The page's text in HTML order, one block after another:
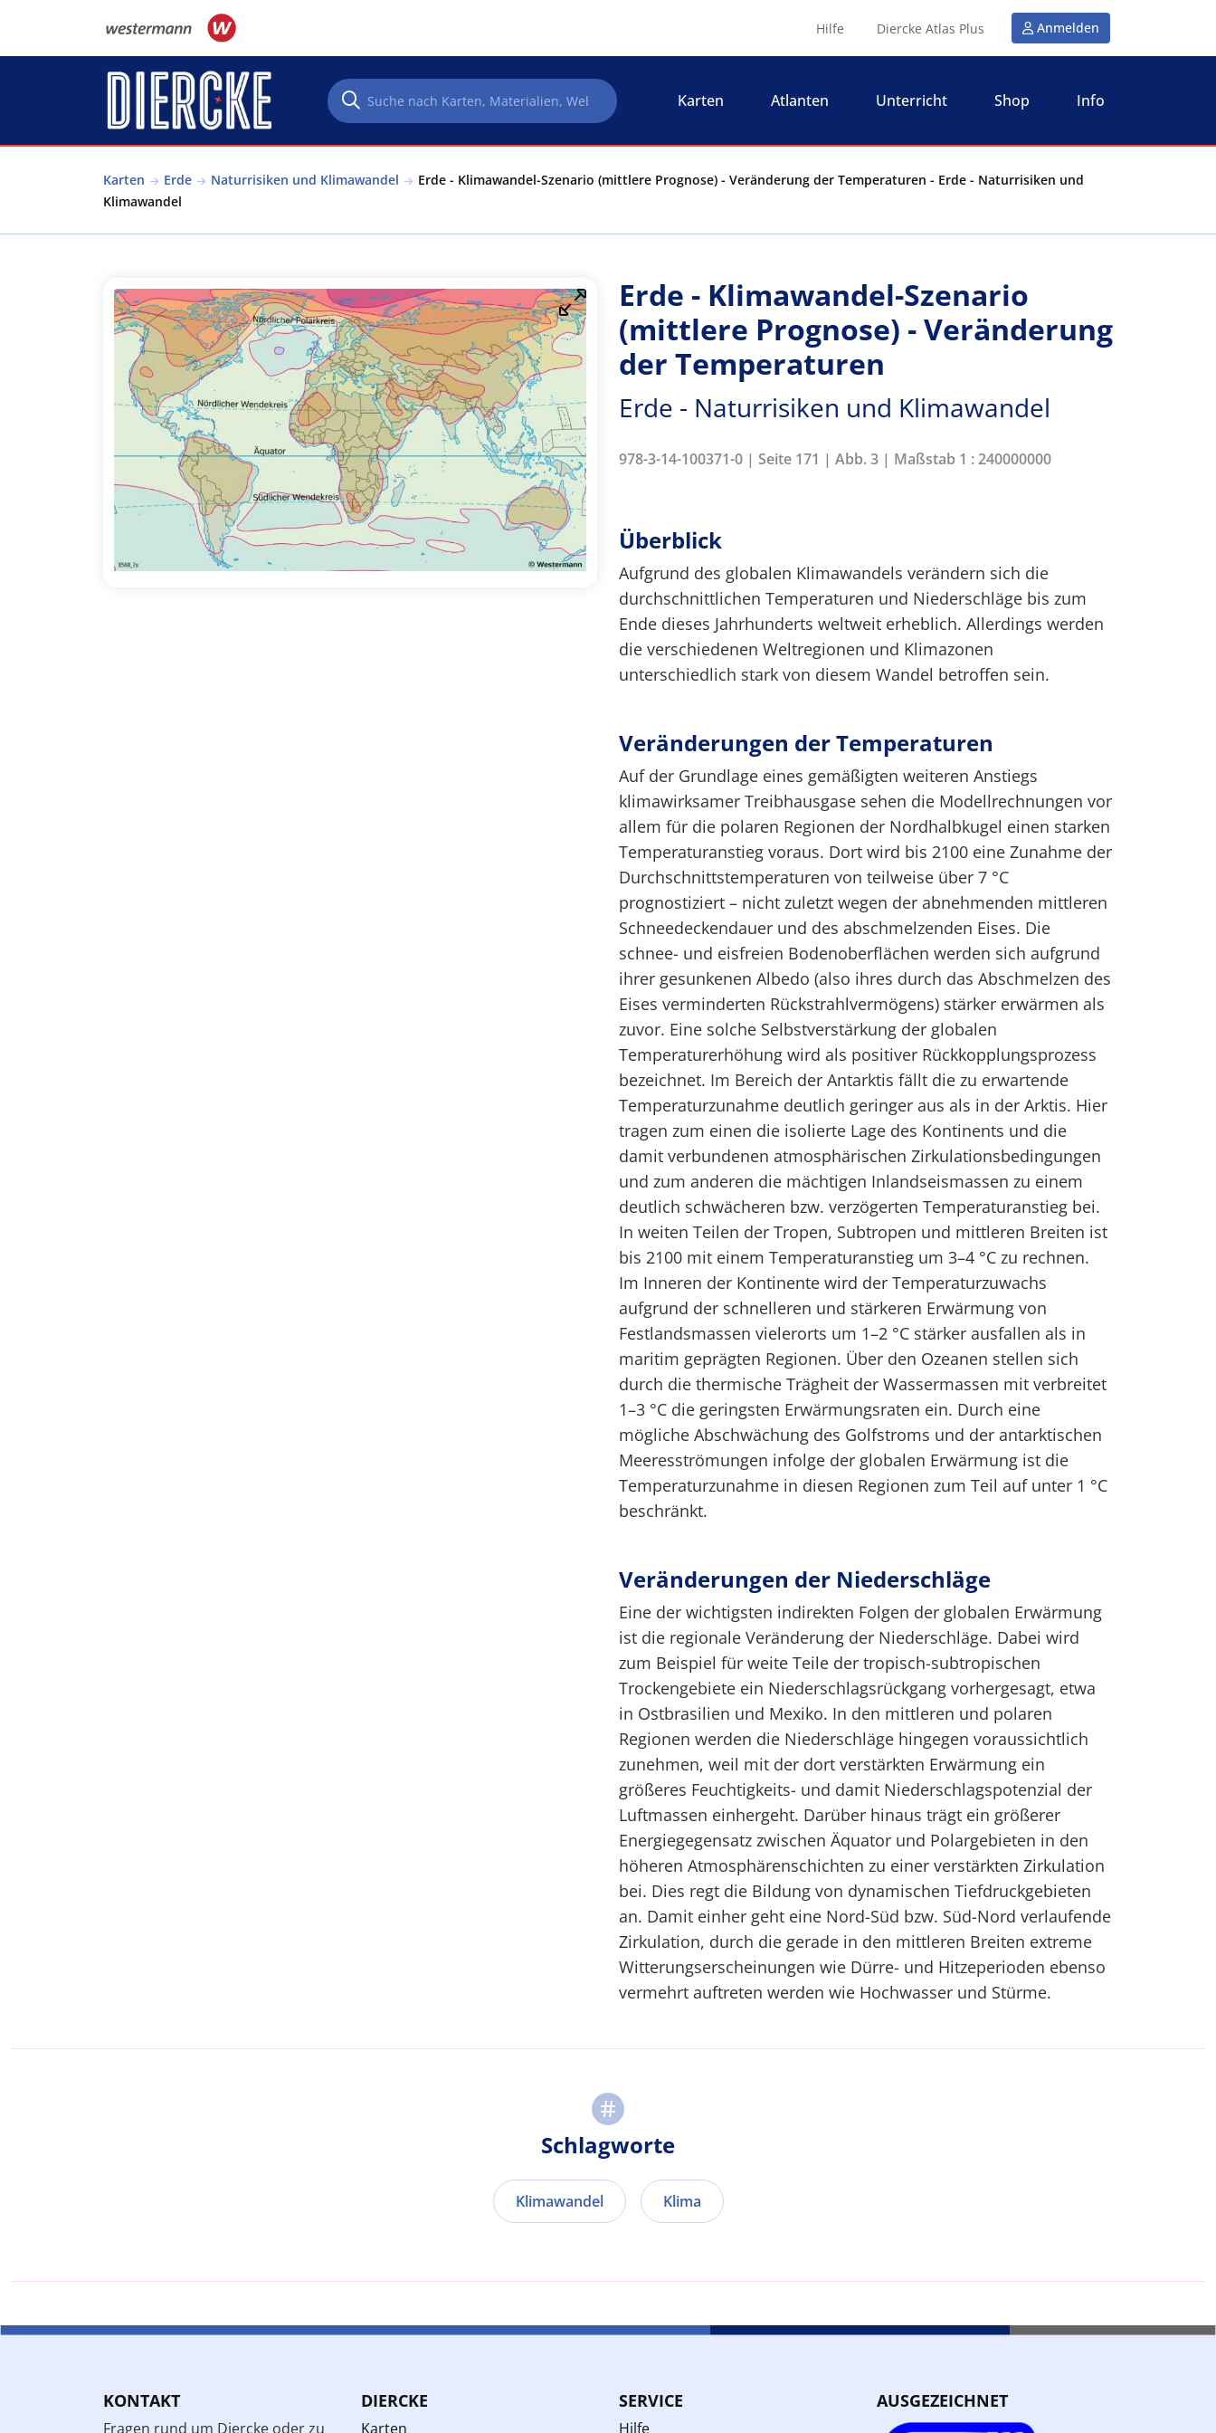
Hilfe Diercke Atlas Plus Anmelden
Karten Atlanten Unterricht Shop Info
Karten Erde Naturrisiken und Klimawandel
Erde - Klimawandel-Szenario (mittlere Prognose) - Veränderung der Temperaturen - Erde - Naturrisiken und
Klimawandel
Erde - Klimawandel-Szenario
(mittlere Prognose) - Veränderung
der Temperaturen
Erde - Naturrisiken und Klimawandel
978-3-14-100371-0 | Seite 171 | Abb. 3 | Maßstab 1 : 240000000
Überblick
Aufgrund des globalen Klimawandels verändern sich die
durchschnittlichen Temperaturen und Niederschläge bis zum
Ende dieses Jahrhunderts weltweit erheblich. Allerdings werden
die verschiedenen Weltregionen und Klimazonen
unterschiedlich stark von diesem Wandel betroffen sein.
Veränderungen der Temperaturen
Auf der Grundlage eines gemäßigten weiteren Anstiegs
klimawirksamer Treibhausgase sehen die Modellrechnungen vor
allem für die polaren Regionen der Nordhalbkugel einen starken
Temperaturanstieg voraus. Dort wird bis 2100 eine Zunahme der
Durchschnittstemperaturen von teilweise über 7 °C
prognostiziert – nicht zuletzt wegen der abnehmenden mittleren
Schneedeckendauer und des abschmelzenden Eises. Die
schnee- und eisfreien Bodenoberflächen werden sich aufgrund
ihrer gesunkenen Albedo (also ihres durch das Abschmelzen des
Eises verminderten Rückstrahlvermögens) stärker erwärmen als
zuvor. Eine solche Selbstverstärkung der globalen
Temperaturerhöhung wird als positiver Rückkopplungsprozess
bezeichnet. Im Bereich der Antarktis fällt die zu erwartende
Temperaturzunahme deutlich geringer aus als in der Arktis. Hier
tragen zum einen die isolierte Lage des Kontinents und die
damit verbundenen atmosphärischen Zirkulationsbedingungen
und zum anderen die mächtigen Inlandseismassen zu einem
deutlich schwächeren bzw. verzögerten Temperaturanstieg bei.
In weiten Teilen der Tropen, Subtropen und mittleren Breiten ist
bis 2100 mit einem Temperaturanstieg um 3–4 °C zu rechnen.
Im Inneren der Kontinente wird der Temperaturzuwachs
aufgrund der schnelleren und stärkeren Erwärmung von
Festlandsmassen vielerorts um 1–2 °C stärker ausfallen als in
maritim geprägten Regionen. Über den Ozeanen stellen sich
durch die thermische Trägheit der Wassermassen mit verbreitet
1–3 °C die geringsten Erwärmungsraten ein. Durch eine
mögliche Abschwächung des Golfstroms und der antarktischen
Meeresströmungen infolge der globalen Erwärmung ist die
Temperaturzunahme in diesen Regionen zum Teil auf unter 1 °C
beschränkt.
Veränderungen der Niederschläge
Eine der wichtigsten indirekten Folgen der globalen Erwärmung
ist die regionale Veränderung der Niederschläge. Dabei wird
zum Beispiel für weite Teile der tropisch-subtropischen
Trockengebiete ein Niederschlagsrückgang vorhergesagt, etwa
in Ostbrasilien und Mexiko. In den mittleren und polaren
Regionen werden die Niederschläge hingegen voraussichtlich
zunehmen, weil mit der dort verstärkten Erwärmung ein
größeres Feuchtigkeits- und damit Niederschlagspotenzial der
Luftmassen einhergeht. Darüber hinaus trägt ein größerer
Energiegegensatz zwischen Äquator und Polargebieten in den
höheren Atmosphärenschichten zu einer verstärkten Zirkulation
bei. Dies regt die Bildung von dynamischen Tiefdruckgebieten
an. Damit einher geht eine Nord-Süd bzw. Süd-Nord verlaufende
Zirkulation, durch die gerade in den mittleren Breiten extreme
Witterungserscheinungen wie Dürre- und Hitzeperioden ebenso
vermehrt auftreten werden wie Hochwasser und Stürme.
Schlagworte
Klimawandel Klima
KONTAKT
Fragen rund um Diercke oder zu
DIERCKE
Karten
SERVICE
Hilfe
AUSGEZEICHNET